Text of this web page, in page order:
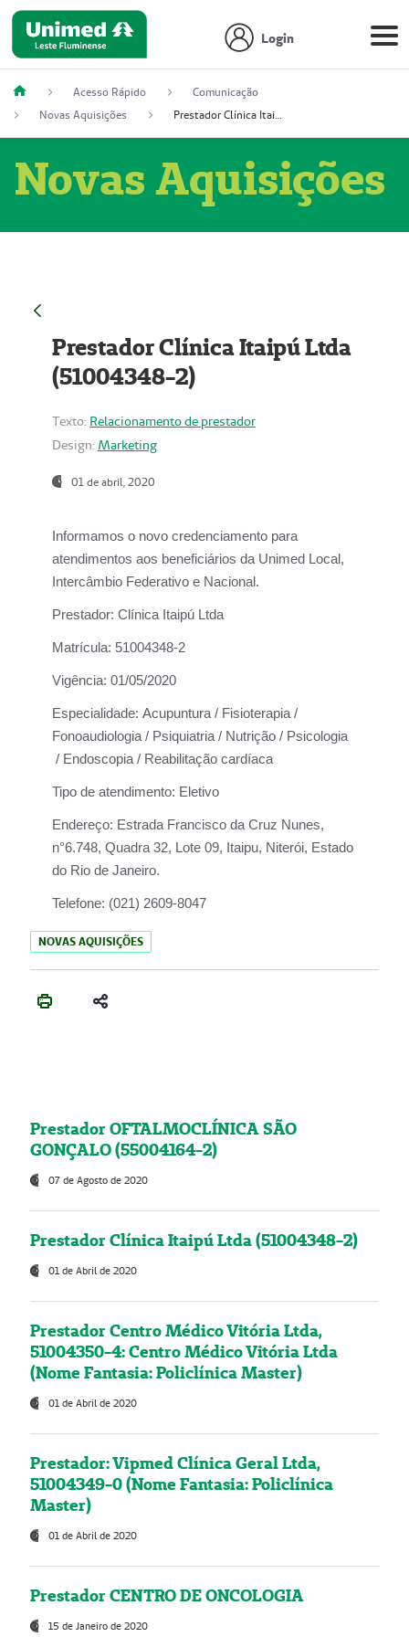
Login
Acesso Rápido
Comunicação
Novas Aquisições
Prestador Clínica Itaipú Ltda (51004348-2)
Novas Aquisições
Prestador Clínica Itaipú Ltda
(51004348-2)
Texto: Relacionamento de prestador
Design: Marketing
01 de abril, 2020
Informamos o novo credenciamento para
atendimentos aos beneficiários da Unimed Local,
Intercâmbio Federativo e Nacional.
Prestador: Clínica Itaipú Ltda
Matrícula: 51004348-2
Vigência: 01/05/2020
Especialidade: Acupuntura / Fisioterapia /
Fonoaudiologia / Psiquiatria / Nutrição / Psicologia
/ Endoscopia / Reabilitação cardíaca
Tipo de atendimento: Eletivo
Endereço: Estrada Francisco da Cruz Nunes,
n°6.748, Quadra 32, Lote 09, Itaipu, Niterói, Estado
do Rio de Janeiro.
Telefone: (021) 2609-8047
NOVAS AQUISIÇÕES
Prestador OFTALMOCLÍNICA SÃO
GONÇALO (55004164-2)
07 de Agosto de 2020
Prestador Clínica Itaipú Ltda (51004348-2)
01 de Abril de 2020
Prestador Centro Médico Vitória Ltda,
51004350-4: Centro Médico Vitória Ltda
(Nome Fantasia: Policlínica Master)
01 de Abril de 2020
Prestador: Vipmed Clínica Geral Ltda,
51004349-0 (Nome Fantasia: Policlínica
Master)
01 de Abril de 2020
Prestador CENTRO DE ONCOLOGIA
15 de Janeiro de 2020